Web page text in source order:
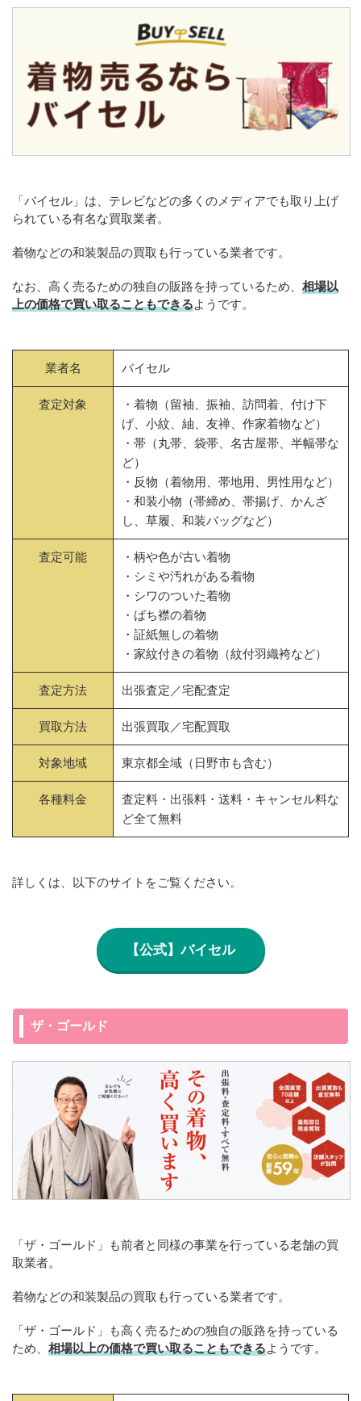
「バイセル」は、テレビなどの多くのメディアでも取り上げ
られている有名な買取業者。
着物などの和装製品の買取も行っている業者です。
なお、高く売るための独自の販路を持っているため、 相場以
上の価格で買い取ることもできるようです。
業者名 バイセル
査定対象
・着物（留袖、振袖、訪問着、付け下
げ、小紋、紬、友禅、作家着物など）
・帯（丸帯、袋帯、名古屋帯、半幅帯な
ど）
・反物（着物用、帯地用、男性用など）
・和装小物（帯締め、帯揚げ、かんざ
し、草履、和装バッグなど）
査定可能
・柄や色が古い着物
・シミや汚れがある着物
・シワのついた着物
・ばち襟の着物
・証紙無しの着物
・家紋付きの着物（紋付羽織袴など）
査定方法 出張査定／宅配査定
買取方法 出張買取／宅配買取
対象地域 東京都全域（日野市も含む）
各種料金
査定料・出張料・送料・キャンセル料な
ど全て無料
詳しくは、以下のサイトをご覧ください。
【公式】バイセル
ザ・ゴールド
「ザ・ゴールド」も前者と同様の事業を行っている老舗の買
取業者。
着物などの和装製品の買取も行っている業者です。
「ザ・ゴールド」も高く売るための独自の販路を持っている
ため、 相場以上の価格で買い取ることもできるようです。